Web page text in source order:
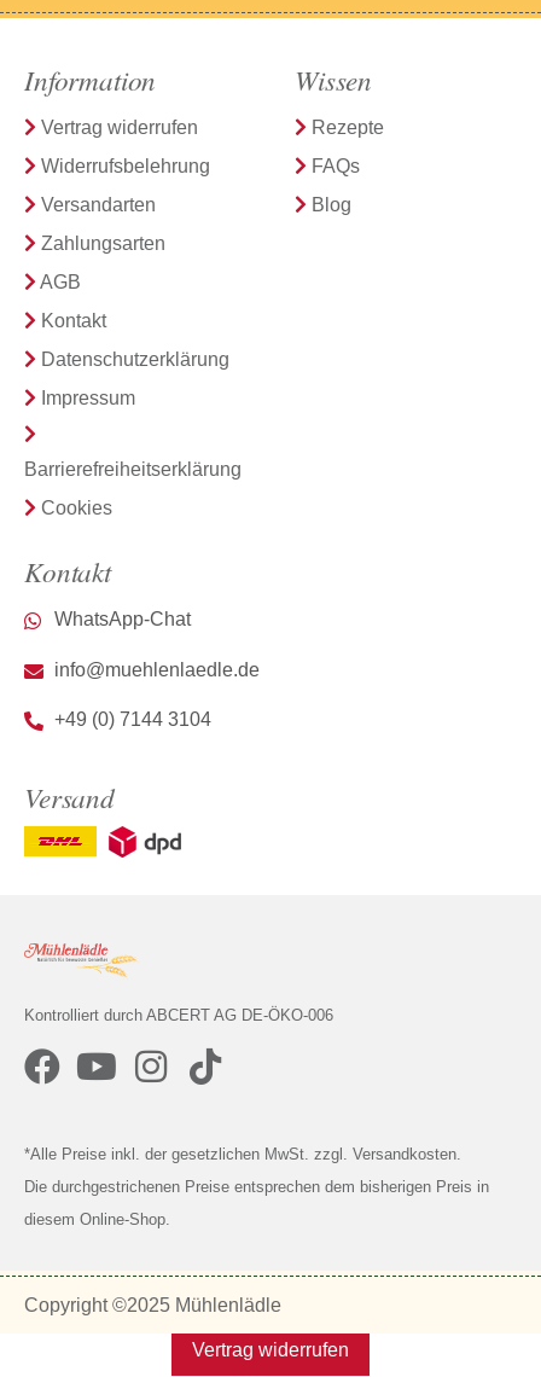
Kontrolliert durch ABCERT AG DE-ÖKO-006
*Alle Preise inkl. der gesetzlichen MwSt. zzgl. Versandkosten.
Die durchgestrichenen Preise entsprechen dem bisherigen Preis in
diesem Online-Shop.
Information
Vertrag widerrufen
Widerrufsbelehrung
Versandarten
Zahlungsarten
AGB
Kontakt
Datenschutzerklärung
Impressum
Barrierefreiheitserklärung
Cookies
Wissen
Rezepte
FAQs
Blog
Kontakt
WhatsApp-Chat
info@muehlenlaedle.de
+49 (0) 7144 3104
Versand
Copyright ©2025 Mühlenlädle
Vertrag widerrufen